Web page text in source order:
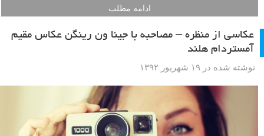
ادامه مطلب
عکاسی از منظره – مصاحبه با جینا ون رینگن عکاس مقیم
آمستردام هلند
نوشته شده در ۱۹ شهریور ۱۳۹۲